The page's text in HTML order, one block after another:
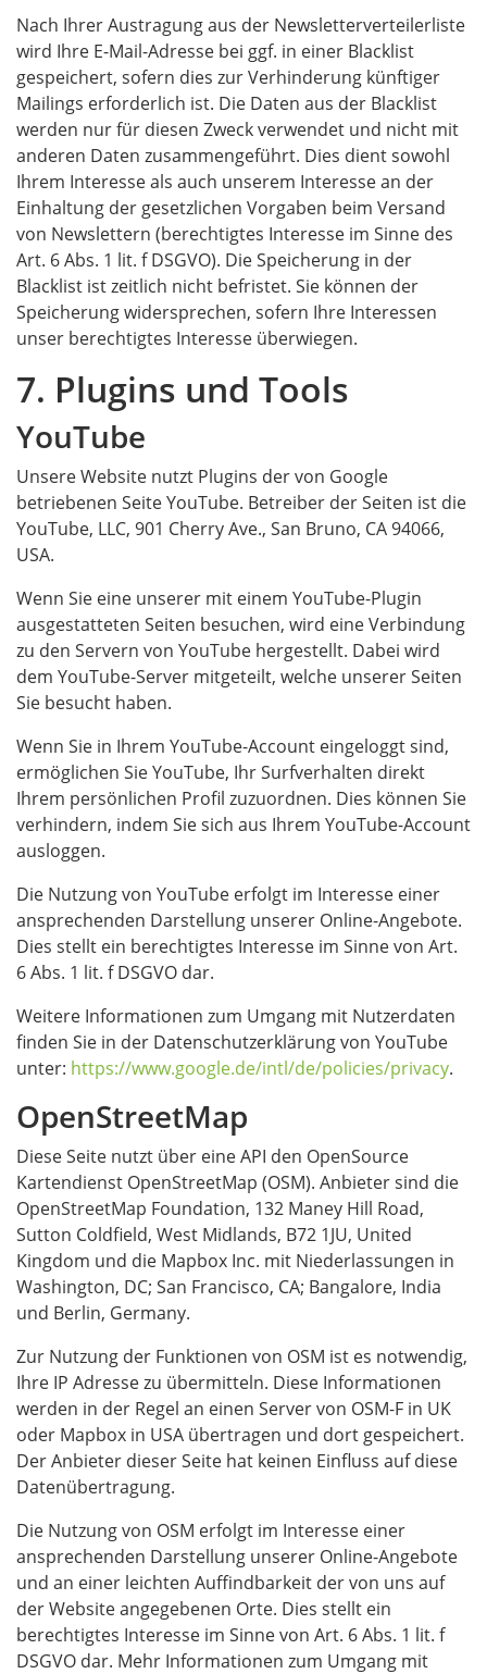
Nach Ihrer Austragung aus der Newsletterverteilerliste
wird Ihre E-Mail-Adresse bei ggf. in einer Blacklist
gespeichert, sofern dies zur Verhinderung künftiger
Mailings erforderlich ist. Die Daten aus der Blacklist
werden nur für diesen Zweck verwendet und nicht mit
anderen Daten zusammengeführt. Dies dient sowohl
Ihrem Interesse als auch unserem Interesse an der
Einhaltung der gesetzlichen Vorgaben beim Versand
von Newslettern (berechtigtes Interesse im Sinne des
Art. 6 Abs. 1 lit. f DSGVO). Die Speicherung in der
Blacklist ist zeitlich nicht befristet. Sie können der
Speicherung widersprechen, sofern Ihre Interessen
unser berechtigtes Interesse überwiegen.
7. Plugins und Tools
YouTube
Unsere Website nutzt Plugins der von Google
betriebenen Seite YouTube. Betreiber der Seiten ist die
YouTube, LLC, 901 Cherry Ave., San Bruno, CA 94066,
USA.
Wenn Sie eine unserer mit einem YouTube-Plugin
ausgestatteten Seiten besuchen, wird eine Verbindung
zu den Servern von YouTube hergestellt. Dabei wird
dem YouTube-Server mitgeteilt, welche unserer Seiten
Sie besucht haben.
Wenn Sie in Ihrem YouTube-Account eingeloggt sind,
ermöglichen Sie YouTube, Ihr Surfverhalten direkt
Ihrem persönlichen Profil zuzuordnen. Dies können Sie
verhindern, indem Sie sich aus Ihrem YouTube-Account
ausloggen.
Die Nutzung von YouTube erfolgt im Interesse einer
ansprechenden Darstellung unserer Online-Angebote.
Dies stellt ein berechtigtes Interesse im Sinne von Art.
6 Abs. 1 lit. f DSGVO dar.
Weitere Informationen zum Umgang mit Nutzerdaten
finden Sie in der Datenschutzerklärung von YouTube
unter: https://www.google.de/intl/de/policies/privacy.
OpenStreetMap
Diese Seite nutzt über eine API den OpenSource
Kartendienst OpenStreetMap (OSM). Anbieter sind die
OpenStreetMap Foundation, 132 Maney Hill Road,
Sutton Coldfield, West Midlands, B72 1JU, United
Kingdom und die Mapbox Inc. mit Niederlassungen in
Washington, DC; San Francisco, CA; Bangalore, India
und Berlin, Germany.
Zur Nutzung der Funktionen von OSM ist es notwendig,
Ihre IP Adresse zu übermitteln. Diese Informationen
werden in der Regel an einen Server von OSM-F in UK
oder Mapbox in USA übertragen und dort gespeichert.
Der Anbieter dieser Seite hat keinen Einfluss auf diese
Datenübertragung.
Die Nutzung von OSM erfolgt im Interesse einer
ansprechenden Darstellung unserer Online-Angebote
und an einer leichten Auffindbarkeit der von uns auf
der Website angegebenen Orte. Dies stellt ein
berechtigtes Interesse im Sinne von Art. 6 Abs. 1 lit. f
DSGVO dar. Mehr Informationen zum Umgang mit